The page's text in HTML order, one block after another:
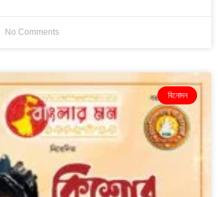
No Comments
বিনোদন